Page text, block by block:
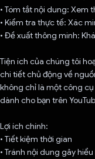
• Tóm tắt nội dung: Xem
• Kiểm tra thực tế: Xác
• Đề xuất thông minh:
Tiện ích của chúng tôi
chi tiết chủ động về
không chỉ là một công
dành cho bạn trên
Lợi ích chính:
• Tiết kiệm thời gian
• Tránh nội dung gây hiểu